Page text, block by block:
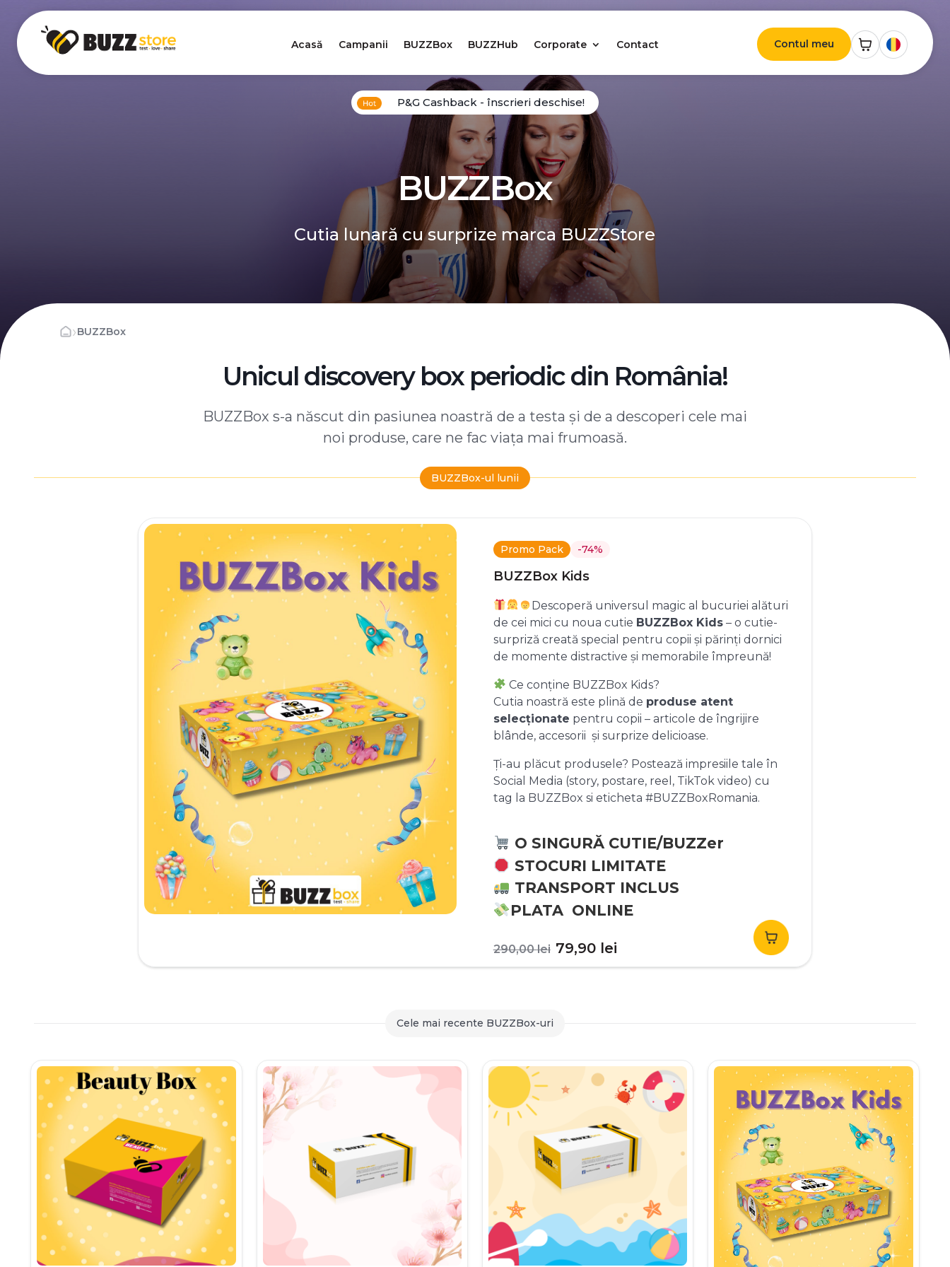
Acasă Campanii BUZZBox BUZZHub Corporate Contact Contul meu
P&G Cashback - înscrieri deschise!
BUZZBox
Cutia lunară cu surprize marca BUZZStore
›BUZZBox
Unicul discovery box periodic din România!
BUZZBox s-a născut din pasiunea noastră de a testa și de a descoperi cele mai
noi produse, care ne fac viața mai frumoasă.
BUZZBox-ul lunii
Promo Pack -74%
BUZZBox Kids
Descoperă universul magic al bucuriei alături
de cei mici cu noua cutie BUZZBox Kids– o cutie-
surpriză creată special pentru copii și părinți dornici
de momente distractive și memorabile împreună!
Ce conține BUZZBox Kids?
Cutia noastră este plină de produse atent
selecționate pentru copii – articole de îngrijire
blânde, accesorii și surprize delicioase.
Ți-au plăcut produsele? Postează impresiile tale în
Social Media (story, postare, reel, TikTok video) cu
tag la BUZZBox si eticheta #BUZZBoxRomania.
O SINGURĂ CUTIE/BUZZer
STOCURI LIMITATE
TRANSPORT INCLUS
PLATA ONLINE
290,00lei Prețul
inițial
79,90 leiPrețul
curent
Cele mai recente BUZZBox-uri